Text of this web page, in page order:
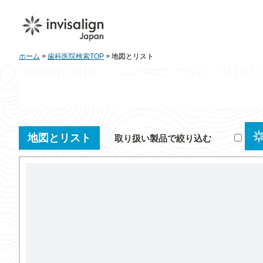
ホーム > 歯科医院検索TOP > 地図とリスト
地図とリスト 取り扱い製品で絞り込む